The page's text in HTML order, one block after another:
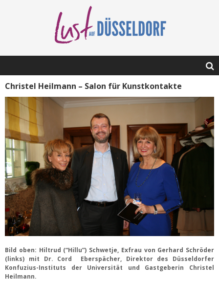
Christel Heilmann – Salon für Kunstkontakte
Bild oben: Hiltrud (“Hillu”) Schwetje, Exfrau von Gerhard Schröder
(links) mit Dr. Cord Eberspächer, Direktor des Düsseldorfer
Konfuzius-Instituts der Universität und Gastgeberin Christel
Heilmann.